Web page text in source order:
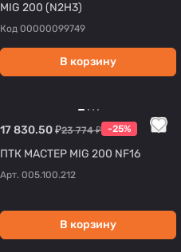
MIG 200 (N2H3)
Код 00000099749
В корзину
17 830.50 ₽23 774 ₽ -25%
ПТК МАСТЕР MIG 200 NF16
Арт. 005.100.212
В корзину